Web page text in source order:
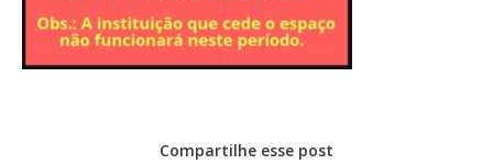
Compartilhe esse post